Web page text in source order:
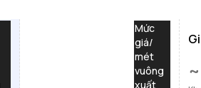
Mức
giá/
mét
vuông
xuất
~